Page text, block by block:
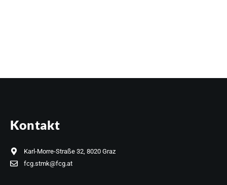
Kontakt
Karl-Morre-Straße 32, 8020 Graz
fcg.stmk@fcg.at